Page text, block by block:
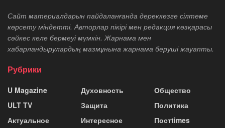
Сайт материалдарын пайдаланғанда дереккөзге сілтеме
көрсету міндетті. Авторлар пікірі мен редакция көзқарасы
сәйкес келе бермеуі мүмкін. Жарнама мен
хабарландырулардың мазмұнына жарнама беруші жауапты.
Рубрики
U Magazine
ULT TV
Актуальное
Духовность
Защита
Интересное
Общество
Политика
Постtimes